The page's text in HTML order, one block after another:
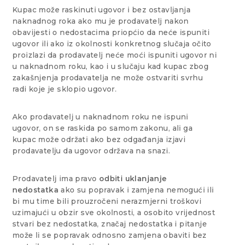
Kupac može raskinuti ugovor i bez ostavljanja
naknadnog roka ako mu je prodavatelj nakon
obavijesti o nedostacima priopćio da neće ispuniti
ugovor ili ako iz okolnosti konkretnog slučaja očito
proizlazi da prodavatelj neće moći ispuniti ugovor ni
u naknadnom roku, kao i u slučaju kad kupac zbog
zakašnjenja prodavatelja ne može ostvariti svrhu
radi koje je sklopio ugovor.
Ako prodavatelj u naknadnom roku ne ispuni
ugovor, on se raskida po samom zakonu, ali ga
kupac može održati ako bez odgađanja izjavi
prodavatelju da ugovor održava na snazi.
Prodavatelj ima pravo odbiti uklanjanje
nedostatka ako su popravak i zamjena nemogući ili
bi mu time bili prouzročeni nerazmjerni troškovi
uzimajući u obzir sve okolnosti, a osobito vrijednost
stvari bez nedostatka, značaj nedostatka i pitanje
može li se popravak odnosno zamjena obaviti bez